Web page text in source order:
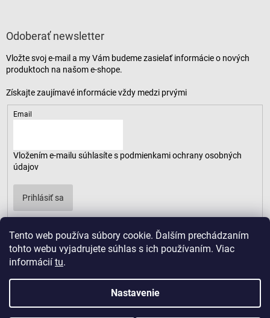
Tento web používa súbory cookie. Ďalším prechádzaním
tohto webu vyjadrujete súhlas s ich používaním. Viac
informácií tu.
Nastavenie
Odoberať newsletter
Vložte svoj e-mail a my Vám budeme zasielať informácie o nových
produktoch na našom e-shope.
Email
Vložením e-mailu súhlasíte s podmienkami ochrany osobných
údajov
Prihlásiť sa